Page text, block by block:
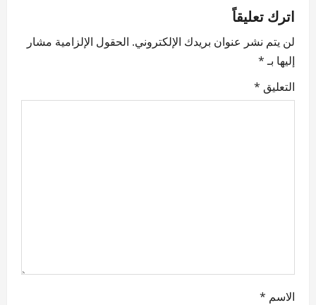
v
i
g
a
اترك تعليقاً
لن يتم نشر عنوان بريدك الإلكتروني. الحقول الإلزامية مشار
إليها بـ*
التعليق *
الاسم *